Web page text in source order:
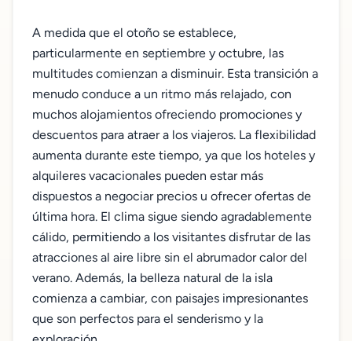
A medida que el otoño se establece,
particularmente en septiembre y octubre, las
multitudes comienzan a disminuir. Esta transición a
menudo conduce a un ritmo más relajado, con
muchos alojamientos ofreciendo promociones y
descuentos para atraer a los viajeros. La flexibilidad
aumenta durante este tiempo, ya que los hoteles y
alquileres vacacionales pueden estar más
dispuestos a negociar precios u ofrecer ofertas de
última hora. El clima sigue siendo agradablemente
cálido, permitiendo a los visitantes disfrutar de las
atracciones al aire libre sin el abrumador calor del
verano. Además, la belleza natural de la isla
comienza a cambiar, con paisajes impresionantes
que son perfectos para el senderismo y la